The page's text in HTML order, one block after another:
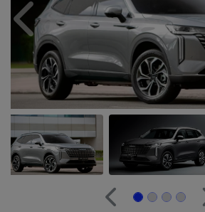
Anterior
Anterior